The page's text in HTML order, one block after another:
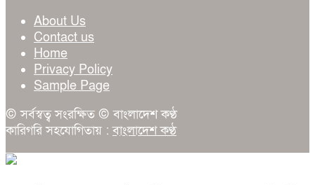
About Us
Contact us
Home
Privacy Policy
Sample Page
© সর্বস্বত্ব সংরক্ষিত © বাংলাদেশ কণ্ঠ
কারিগরি সহযোগিতায় :বাংলাদেশ কণ্ঠ